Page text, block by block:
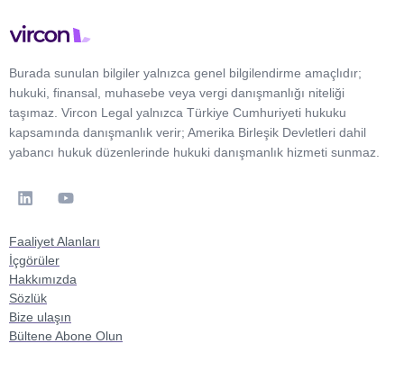
Burada sunulan bilgiler yalnızca genel bilgilendirme amaçlıdır;
hukuki, finansal, muhasebe veya vergi danışmanlığı niteliği
taşımaz. Vircon Legal yalnızca Türkiye Cumhuriyeti hukuku
kapsamında danışmanlık verir; Amerika Birleşik Devletleri dahil
yabancı hukuk düzenlerinde hukuki danışmanlık hizmeti sunmaz.
Faaliyet Alanları
İçgörüler
Hakkımızda
Sözlük
Bize ulaşın
Bültene Abone Olun